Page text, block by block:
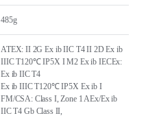
485g
ATEX: II 2G Ex ib IIC T4 II 2D Ex ib
IIIC T120℃ IP5X I M2 Ex ib IECEx:
Ex ib IIC T4
Ex ib IIIC T120℃ IP5X Ex ib I
FM/CSA: Class I, Zone 1 AEx/Ex ib
IIC T4 Gb Class II,